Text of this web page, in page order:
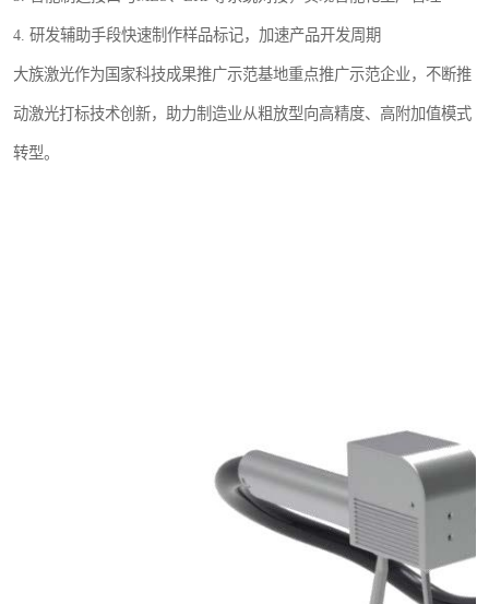
4. 研发辅助手段快速制作样品标记，加速产品开发周期
大族激光作为国家科技成果推广示范基地重点推广示范企业，不断推
动激光打标技术创新，助力制造业从粗放型向高精度、高附加值模式
转型。